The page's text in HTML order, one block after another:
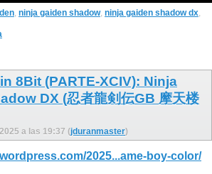
, ninja gaiden shadow, ninja gaiden shadow dx,
8Bit (PARTE-XCIV): Ninja
DX (忍者龍剣伝GB 摩天楼
a las 19:37 (jduranmaster)
2025...ame-boy-color/